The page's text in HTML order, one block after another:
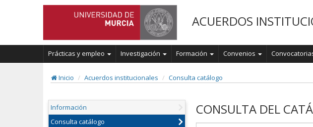
ACUERDOS
Prácticas y empleo Investigación Formación Convenios
Inicio Acuerdos institucionales Consulta catálogo
Información
Consulta catálogo
CONSULTA DEL